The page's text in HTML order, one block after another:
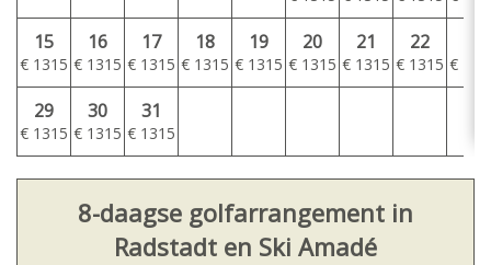
15
€ 1315
16
€ 1315
17
€ 1315
18
€ 1315
19
€ 1315
20
€ 1315
21
€ 1315
22
€ 1315 €
29
€ 1315
30
€ 1315
31
€ 1315
8-daagse golfarrangement in
Radstadt en Ski Amadé